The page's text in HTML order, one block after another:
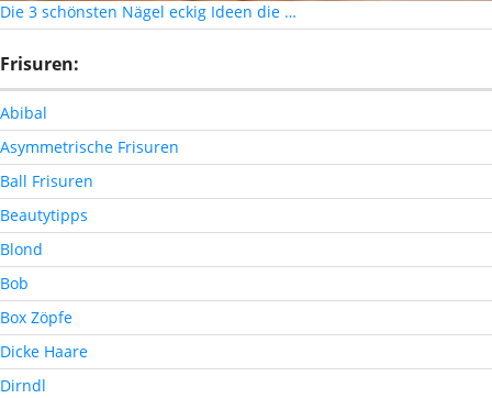
Die 3 schönsten Nägel eckig Ideen die …
Frisuren:
Abibal
Asymmetrische Frisuren
Ball Frisuren
Beautytipps
Blond
Bob
Box Zöpfe
Dicke Haare
Dirndl